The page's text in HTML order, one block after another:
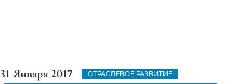
31 Января 2017
ОТРАСЛЕВОЕ РАЗВИТИЕ